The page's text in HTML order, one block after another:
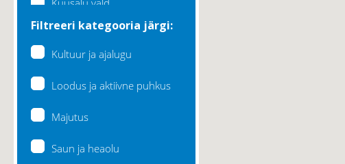
Kuusalu vald
Lääne-Harju vald
Filtreeri kategooria järgi:
Kultuur ja ajalugu
Loodus ja aktiivne puhkus
Majutus
Saun ja heaolu